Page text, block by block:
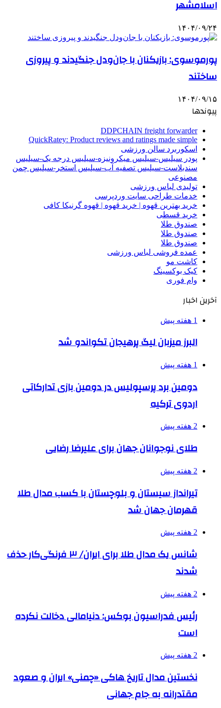
اسلامشهر
۱۴۰۴/۰۹/۲۴
پورموسوی: بازیکنان با جان‌ودل جنگیدند و پیروزی
ساختند
۱۴۰۴/۰۹/۱۵
پیوندها
DDPCHAIN freight forwarder
QuickRatey: Product reviews and ratings made simple
اسکوربرد سالن ورزشی
پودر سیلیس-سیلیس میکرونیزه-سیلیس درجه یک-سیلیس
سندبلاست-سیلیس تصفیه آب-سیلیس استخر-سیلیس چمن
مصنوعی
تولیدی لباس ورزشی
خدمات طراحی سایت وردپرسی
خرید بهترین قهوه | خرید قهوه | قهوه گرنیکا کافی
خرید قسطی
صندوق طلا
صندوق طلا
صندوق طلا
عمده فروشی لباس ورزشی
کاشت مو
کیک بوکسینگ
وام فوری
آخرین اخبار
1 هفته پیش
البرز میزبان لیگ پرهیجان تکواندو شد
1 هفته پیش
دومین برد پرسپولیس در دومین بازی تدارکاتی
اردوی ترکیه
2 هفته پیش
طلای نوجوانان جهان برای علیرضا رضایی
2 هفته پیش
تیرانداز سیستان و بلوچستان با کسب مدال طلا
قهرمان جهان شد
2 هفته پیش
شانس یک مدال طلا برای ایران/ ۳ فرنگی‌کار حذف
شدند
2 هفته پیش
رئیس فدراسیون بوکس: دنیامالی دخالت نکرده
است
2 هفته پیش
نخستین مدال تاریخ هاکی «چمنی» ایران و صعود
مقتدرانه به جام جهانی